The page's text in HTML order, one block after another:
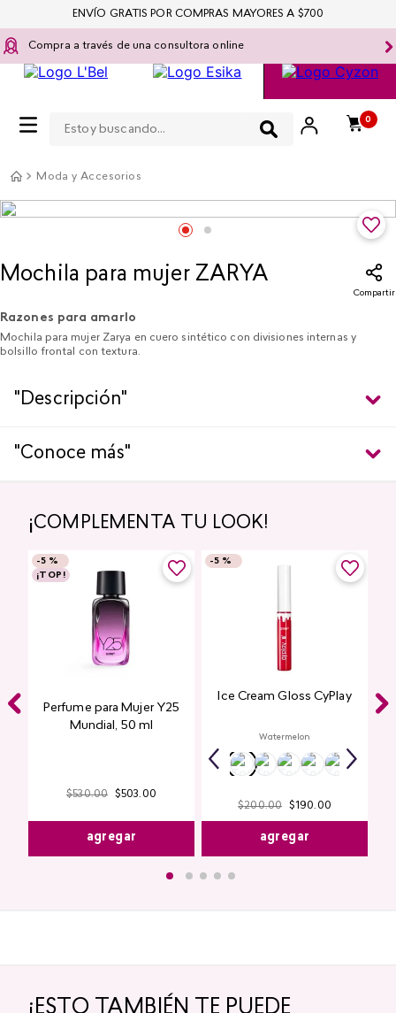
Compra a través de una consultora online
0
ENVÍO GRATIS POR COMPRAS MAYORES A $700
Moda y Accesorios
Mochila para mujer ZARYA
Compartir
Razones para amarlo
Mochila para mujer Zarya en cuero sintético con divisiones internas y
bolsillo frontal con textura.
"Descripción"
"Conoce más"
¡COMPLEMENTA TU LOOK!
-5 %
¡TOP!
Perfume para Mujer Y25
Mundial​, 50 ml
$530.00 $503.00
agregar
-5 %
Ice Cream Gloss CyPlay
Watermelon
$200.00 $190.00
agregar
¡ESTO TAMBIÉN TE PUEDE